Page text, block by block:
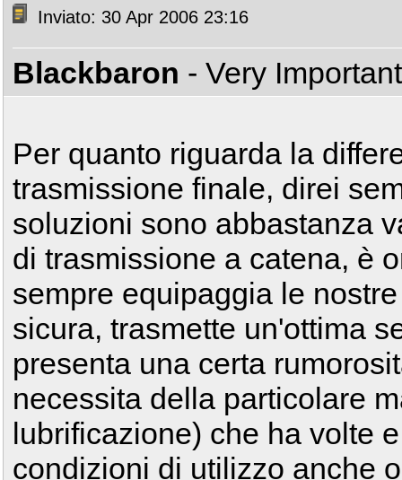
Inviato: 30 Apr 2006 23:16
Blackbaron - Very
Per quanto riguarda la
trasmissione finale, direi
soluzioni sono abbastanza
di trasmissione a catena, è
sempre equipaggia le
sicura, trasmette un'ottima
presenta una certa
necessita della particolare
lubrificazione) che ha volte
condizioni di utilizzo anche